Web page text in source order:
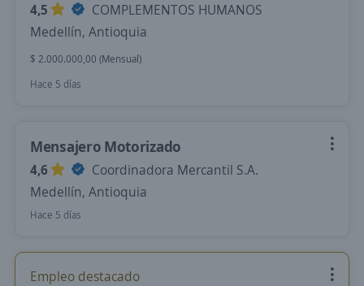
4,5
COMPLEMENTOS HUMANOS
Medellín, Antioquia
$ 2.000.000,00 (Mensual)
Hace 5 días
Mensajero Motorizado
4,6
Coordinadora Mercantil S.A.
Medellín, Antioquia
Hace 5 días
Empleo destacado